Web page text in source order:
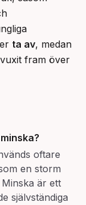
ta av, medan
fram över
minska?
oftare
en storm
är ett
självständiga